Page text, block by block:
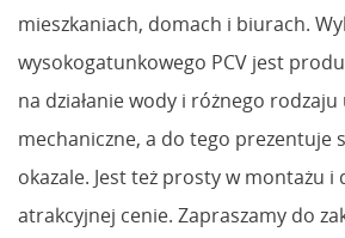
mieszkaniach, domach i biurach.
wysokogatunkowego PCV jest
na działanie wody i różnego rodzaju
mechaniczne, a do tego prezentuje
okazale. Jest też prosty w montażu i
atrakcyjnej cenie. Zapraszamy do